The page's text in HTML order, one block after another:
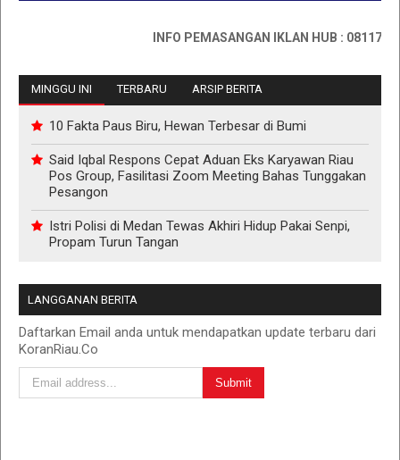
INFO PEMASANGAN IKLAN HUB : 0811767335
MINGGU INI TERBARU ARSIP BERITA
10 Fakta Paus Biru, Hewan Terbesar di Bumi
Said Iqbal Respons Cepat Aduan Eks Karyawan Riau
Pos Group, Fasilitasi Zoom Meeting Bahas Tunggakan
Pesangon
Istri Polisi di Medan Tewas Akhiri Hidup Pakai Senpi,
Propam Turun Tangan
LANGGANAN BERITA
Daftarkan Email anda untuk mendapatkan update terbaru dari
KoranRiau.Co